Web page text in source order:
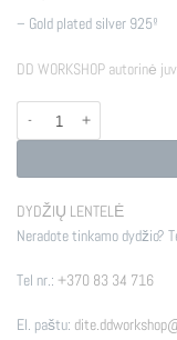
– Gold plated silver 925º
DD WORKSHOP autorinė
DYDŽIŲ LENTELĖ
Neradote tinkamo dydžio?
Tel nr.: +370 83 34 716
El. paštu: